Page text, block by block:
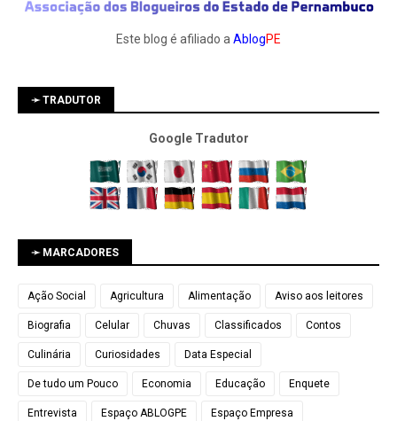
Este blog é afiliado aAblogPE
➛ TRADUTOR
Google Tradutor
➛ MARCADORES
Ação Social Agricultura Alimentação Aviso aos leitores
Biografia Celular Chuvas Classificados Contos
Culinária Curiosidades Data Especial
De tudo um Pouco Economia Educação Enquete
Entrevista Espaço ABLOGPE Espaço Empresa